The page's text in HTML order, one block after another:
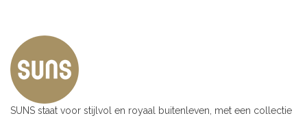
SUNS staat voor stijlvol en royaal buitenleven, met een collectie